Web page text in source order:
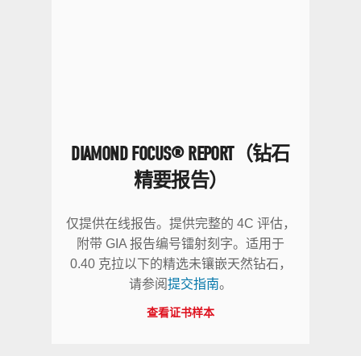
DIAMOND FOCUS® REPORT（钻石
精要报告）
仅提供在线报告。提供完整的 4C 评估，
附带 GIA 报告编号镭射刻字。适用于
0.40 克拉以下的精选未镶嵌天然钻石，
请参阅提交指南。
查看证书样本